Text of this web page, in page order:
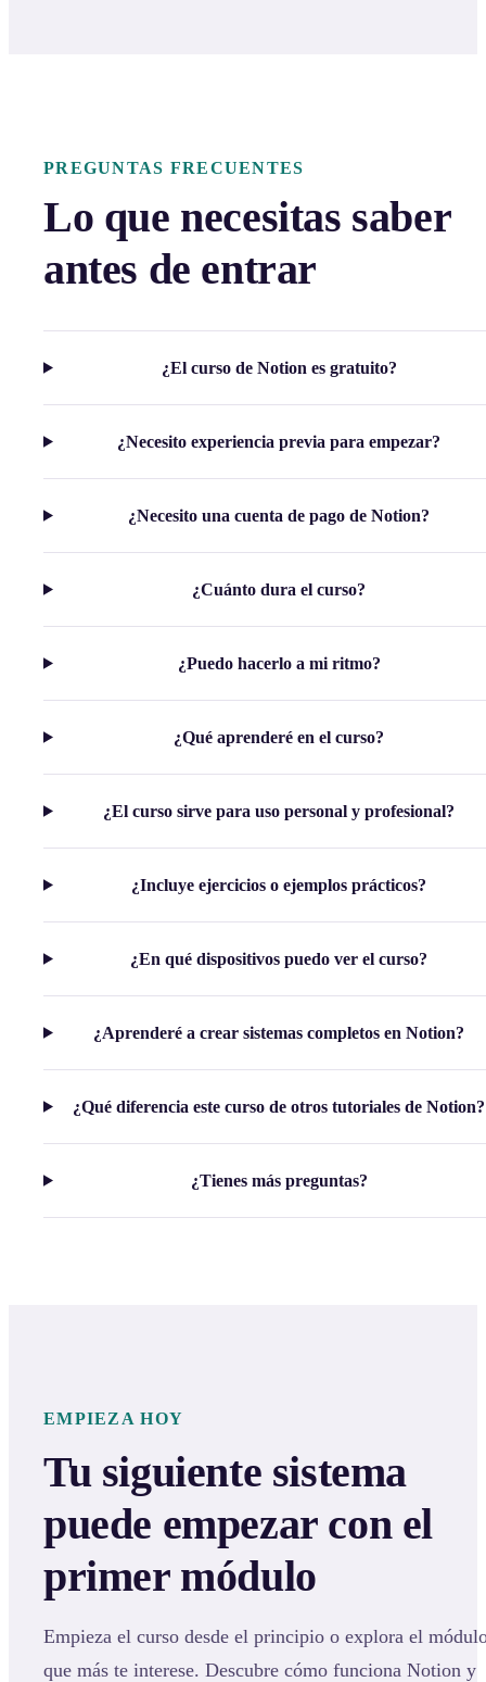
PREGUNTAS FRECUENTES
Lo que necesitas saber
antes de entrar
¿El curso de Notion es gratuito?
¿Necesito experiencia previa para empezar?
¿Necesito una cuenta de pago de Notion?
¿Cuánto dura el curso?
¿Puedo hacerlo a mi ritmo?
¿Qué aprenderé en el curso?
¿El curso sirve para uso personal y profesional?
¿Incluye ejercicios o ejemplos prácticos?
¿En qué dispositivos puedo ver el curso?
¿Aprenderé a crear sistemas completos en Notion?
¿Qué diferencia este curso de otros tutoriales de Notion?
¿Tienes más preguntas?
EMPIEZA HOY
Tu siguiente sistema
puede empezar con el
primer módulo
Empieza el curso desde el principio o explora el
que más te interese. Descubre cómo funciona Notion y